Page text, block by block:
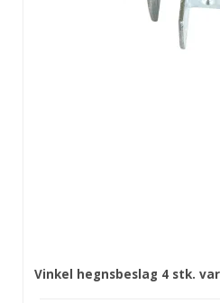
Vinkel hegnsbeslag 4 stk.